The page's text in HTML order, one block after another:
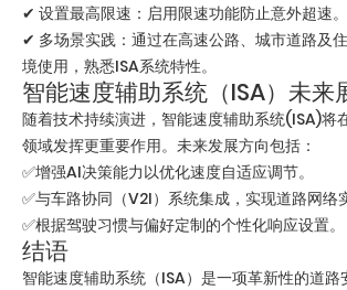
✔ 设置最高限速：启用限速功能防止意外超速。
✔ 多场景实践：通过在高速公路、城市道路及
境使用，熟悉ISA系统特性。
智能速度辅助系统（ISA）未来
随着技术持续演进，智能速度辅助系统(ISA)将
领域发挥更重要作用。未来发展方向包括：
✅增强AI决策能力以优化速度自适应调节。
✅与车路协同（V2I）系统集成，实现道路网络
✅根据驾驶习惯与偏好定制的个性化响应设置。
结语
智能速度辅助系统（ISA）是一项革新性的道路